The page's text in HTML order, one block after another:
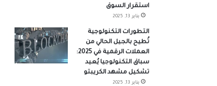
استقرار السوق
يناير 13, 2025
التطورات التكنولوجية
تُطيح بالجيل الحالي من
العملات الرقمية في 2025:
سباق التكنولوجيا يُعيد
تشكيل مشهد الكريبتو
يناير 13, 2025